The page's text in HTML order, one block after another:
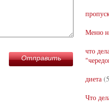
Отправить
Меню
что
диета
Что